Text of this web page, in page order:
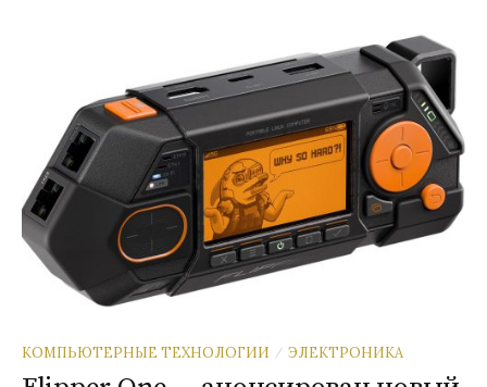
КОМПЬЮТЕРНЫЕ ТЕХНОЛОГИИ / ЭЛЕКТРОНИКА